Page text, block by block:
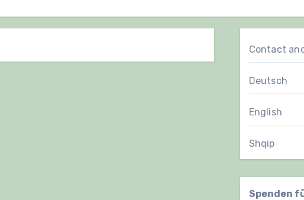
Contact
Deutsch
English
Shqip
Spenden